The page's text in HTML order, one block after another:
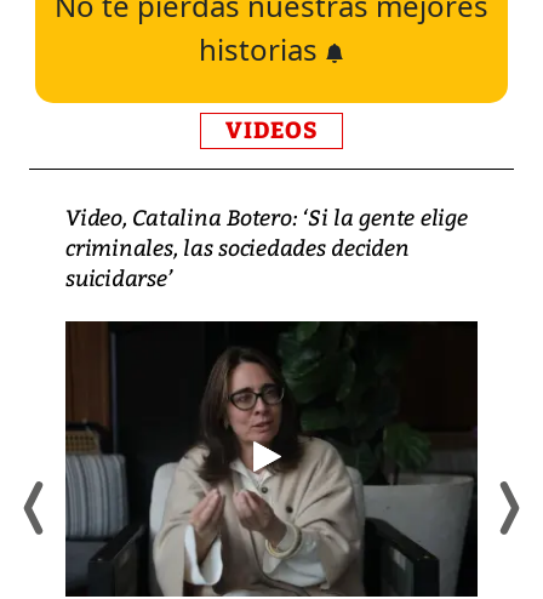
historias
VIDEOS
Video, Catalina Botero: ‘Si la gente elige
criminales, las sociedades deciden
suicidarse’